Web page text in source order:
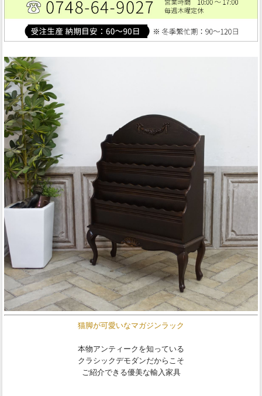
猫脚が可愛いなマガジンラック
本物アンティークを知っている
クラシックデモダンだからこそ
ご紹介できる優美な輸入家具